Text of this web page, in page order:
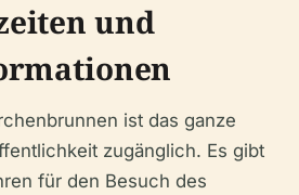
und
ist das ganze
zugänglich. Es gibt
für den Besuch des